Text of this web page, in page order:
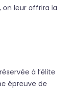
on leur offrira la
à l’élite
épreuve de